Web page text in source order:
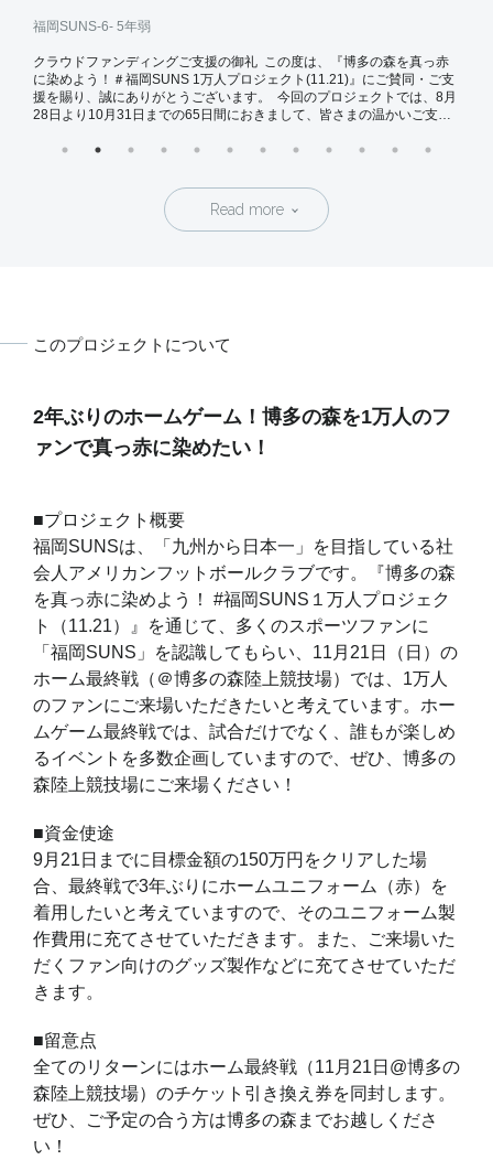
福岡SUNS-6- 5年弱
クラウドファンディングご支援の御礼 この度は、『博多の森を真っ赤
に染めよう！＃福岡SUNS 1万人プロジェクト(11.21)』にご賛同・ご支
援を賜り、誠にありがとうございます。 今回のプロジェクトでは、8月
28日より10月31日までの65日間におきまして、皆さまの温かいご支
7,038,500円（2021年11月1日時点）のご支援を賜り、スタート当初の
ができました。大きな目標達成にあたり、皆さまにご支援いただけた事
はかけがえのない喜びと、スタッフ一同感謝の気持ちでいっぱいです。
誠に感謝申し上げます。 「X1SUPER昇格」をかけた2021年11月21日
1万人プロジェクト(11.21)』を進めさせて頂けました事、改めまして心
援をよろしくお願い致します。 2021年11月1日 イコールワン福岡
SUNS 代表 吉野 至
Read more
このプロジェクトについて
2年ぶりのホームゲーム！博多の森を1万人のフ
ァンで真っ赤に染めたい！
■プロジェクト概要
福岡SUNSは、「九州から日本一」を目指している社
会人アメリカンフットボールクラブです。『博多の森
を真っ赤に染めよう！ #福岡SUNS１万人プロジェク
ト（11.21）』を通じて、多くのスポーツファンに
「福岡SUNS」を認識してもらい、11月21日（日）の
ホーム最終戦（＠博多の森陸上競技場）では、1万人
のファンにご来場いただきたいと考えています。ホー
ムゲーム最終戦では、試合だけでなく、誰もが楽しめ
るイベントを多数企画していますので、ぜひ、博多の
森陸上競技場にご来場ください！
■資金使途
9月21日までに目標金額の150万円をクリアした場
合、最終戦で3年ぶりにホームユニフォーム（赤）を
着用したいと考えていますので、そのユニフォーム製
作費用に充てさせていただきます。また、ご来場いた
だくファン向けのグッズ製作などに充てさせていただ
きます。
■留意点
全てのリターンにはホーム最終戦（11月21日@博多の
森陸上競技場）のチケット引き換え券を同封します。
ぜひ、ご予定の合う方は博多の森までお越しくださ
い！